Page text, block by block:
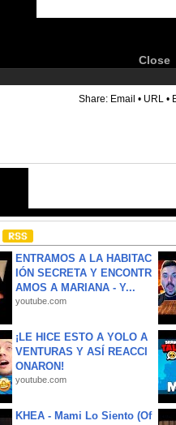
Close
Share: Email • URL •
ENTRAMOS A LA HABITAC
IÓN SECRETA Y ENCONTR
AMOS A MARIANA - Y...
youtube.com
¡LE HICE ESTO A YOLO A
VENTURAS Y ASÍ REACCI
ONARON!
youtube.com
KHEA - Mami Lo Siento (Of